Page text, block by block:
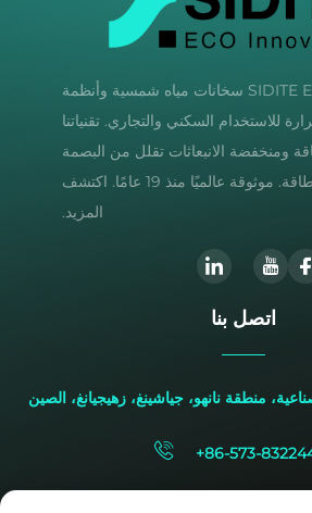
توفر SIDITE Energy سخانات مياه شمسية وأنظمة
للاستخدام السكني والتجاري. تقنياتنا
ومنخفضة الانبعاثات تقلل من البصمة
الكربونية وتوفّر الطاقة. موثوقة عالميًا منذ 19 عامًا. اكتشف
المزيد.
اتصل بنا
منطقة نانهو، جياشينغ، زهيجيانغ، الصين
+86-573-